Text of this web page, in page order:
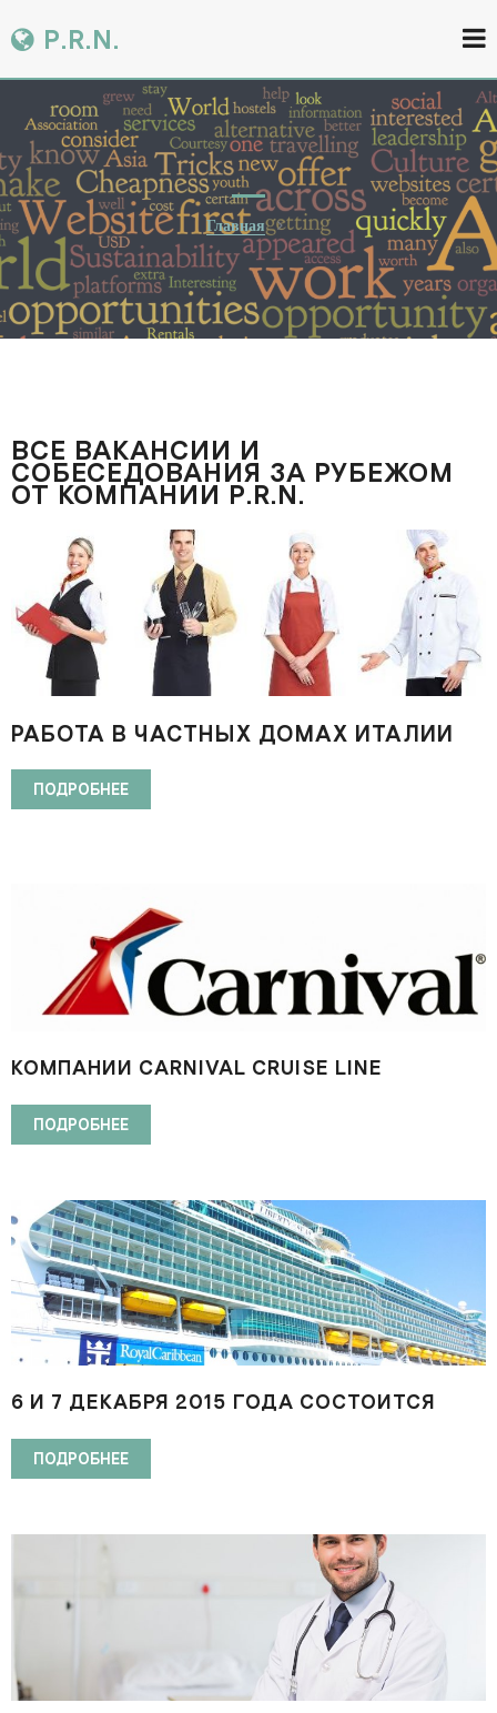
P.R.N.
Главная
ВСЕ ВАКАНСИИ И
СОБЕСЕДОВАНИЯ ЗА РУБЕЖОМ
ОТ КОМПАНИИ P.R.N.
РАБОТА В ЧАСТНЫХ ДОМАХ ИТАЛИИ
ПОДРОБНЕЕ
КОМПАНИИ CARNIVAL CRUISE LINE
РАБОТЫ WAITER
ПОДРОБНЕЕ
6 И 7 ДЕКАБРЯ 2015 ГОДА СОСТОИТСЯ
КОМПАНИИ ROYAL CARIBBEAN CRUISES
ПОДРОБНЕЕ